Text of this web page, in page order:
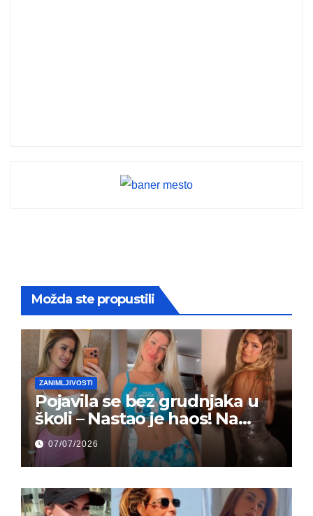
Možda ste propustili
ZANIMLJIVOSTI
Pojavila se bez grudnjaka u
školi – Nastao je haos! Na
grupi je majke napale (FOTO)
07/07/2026